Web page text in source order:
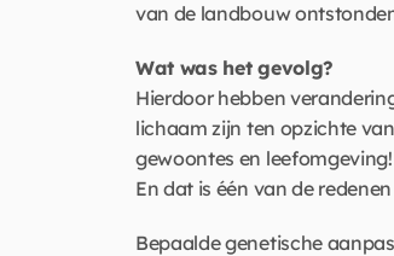
van de landbouw
Wat was het gevolg?
Hierdoor hebben
lichaam zijn ten opzichte
gewoontes en
En dat is één van de
Bepaalde genetische